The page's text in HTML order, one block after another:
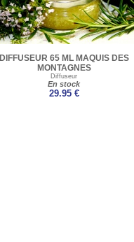
DIFFUSEUR 65 ML MAQUIS DES
MONTAGNES
Diffuseur
En stock
29.95 €